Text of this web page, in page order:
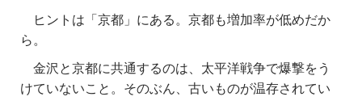
ヒントは「京都」にある。京都も増加率が低めだか
ら。
金沢と京都に共通するのは、太平洋戦争で爆撃をう
けていないこと。そのぶん、古いものが温存されてい